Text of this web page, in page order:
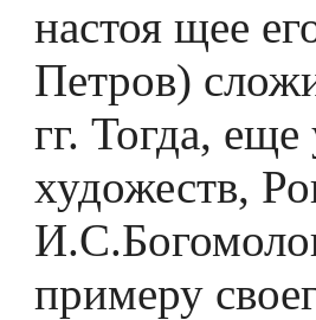
настоя­ щее
Петров)
гг. Тогда,
художеств,
примеру